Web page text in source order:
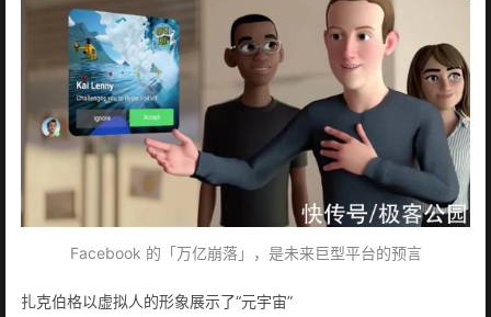
Facebook 的「万亿崩落」，是未来巨型平台的预言
扎克伯格以虚拟人的形象展示了“元宇宙”